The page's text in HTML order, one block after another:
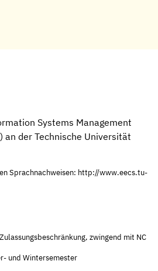
Systems Management
der Technische Universität
Sprachnachweisen: http://www.eecs.tu-
zwingend mit NC
und Wintersemester